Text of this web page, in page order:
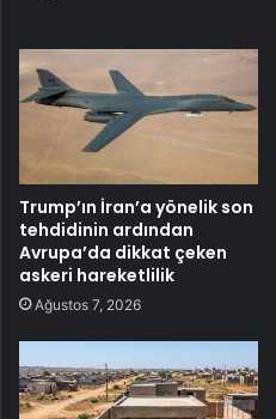
Trump’ın İran’a yönelik son
tehdidinin ardından
Avrupa’da dikkat çeken
askeri hareketlilik
Ağustos 7, 2026